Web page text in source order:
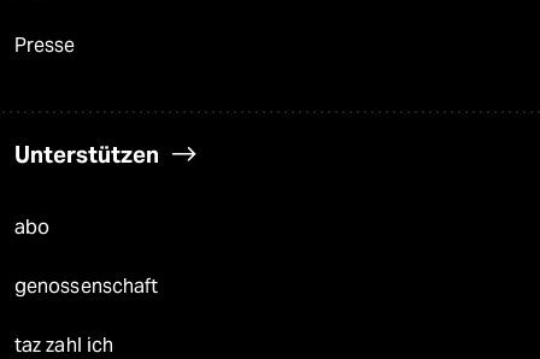
Presse
Unterstützen
abo
genossenschaft
taz zahl ich